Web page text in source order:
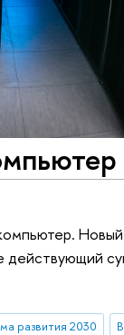
действующий
развития 2030